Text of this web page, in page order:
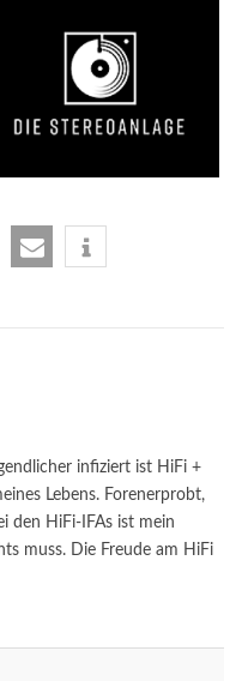
infiziert ist HiFi +
Lebens. Forenerprobt,
den HiFi-IFAs ist mein
muss. Die Freude am HiFi